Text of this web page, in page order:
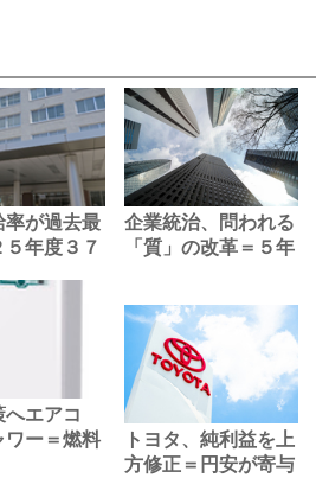
率が過去最
年度３７
企業統治、問われる
「質」の改革＝５年
へエアコ
ワー＝燃料
トヨタ、純利益を上
方修正＝円安が寄与